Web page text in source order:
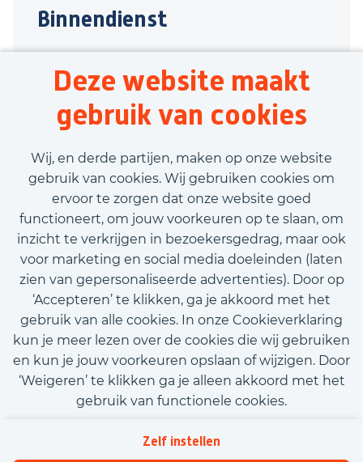
Deze website maakt
gebruik van cookies
Wij, en derde partijen, maken op onze website
gebruik van cookies. Wij gebruiken cookies om
ervoor te zorgen dat onze website goed
functioneert, om jouw voorkeuren op te slaan, om
inzicht te verkrijgen in bezoekersgedrag, maar ook
voor marketing en social media doeleinden (laten
zien van gepersonaliseerde advertenties). Door op
‘Accepteren’ te klikken, ga je akkoord met het
gebruik van alle cookies. In onze Cookieverklaring
kun je meer lezen over de cookies die wij gebruiken
en kun je jouw voorkeuren opslaan of wijzigen. Door
‘Weigeren’ te klikken ga je alleen akkoord met het
gebruik van functionele cookies.
Zelf instellen
Binnendienst
Groen
40 uur
€2.700,00 - €3.500,00
Bekijk vacature
Call-to-action bij meer vacatures
Kom met ons in contact